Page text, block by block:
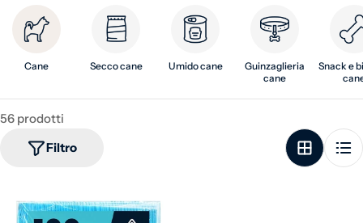
Cane Secco cane Umido cane
Guinzaglieria
cane
Snack e
56 prodotti
Filtro